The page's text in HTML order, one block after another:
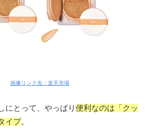
画像リンク先：楽天市場
にとって、やっぱり 便利なのは「クッ
イプ。